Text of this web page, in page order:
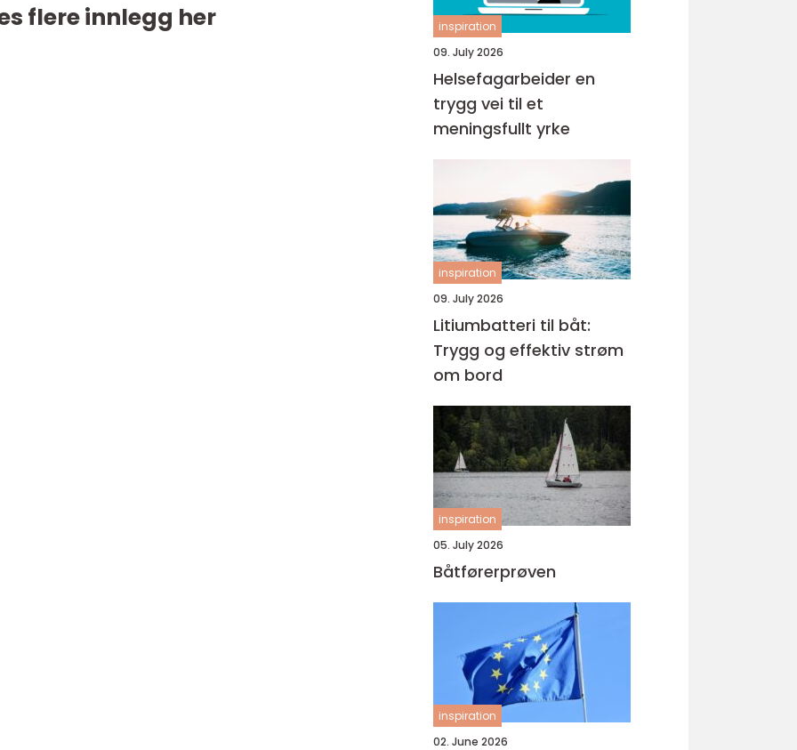
flere innlegg her
inspiration
09. July 2026
Helsefagarbeider en
trygg vei til et
meningsfullt yrke
inspiration
09. July 2026
Litiumbatteri til båt:
Trygg og effektiv strøm
om bord
inspiration
05. July 2026
Båtførerprøven
inspiration
02. June 2026